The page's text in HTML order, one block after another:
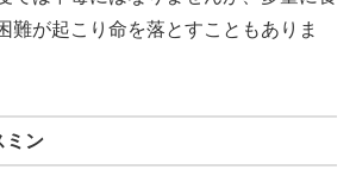
難が起こり命を落とすこともありま
ミン